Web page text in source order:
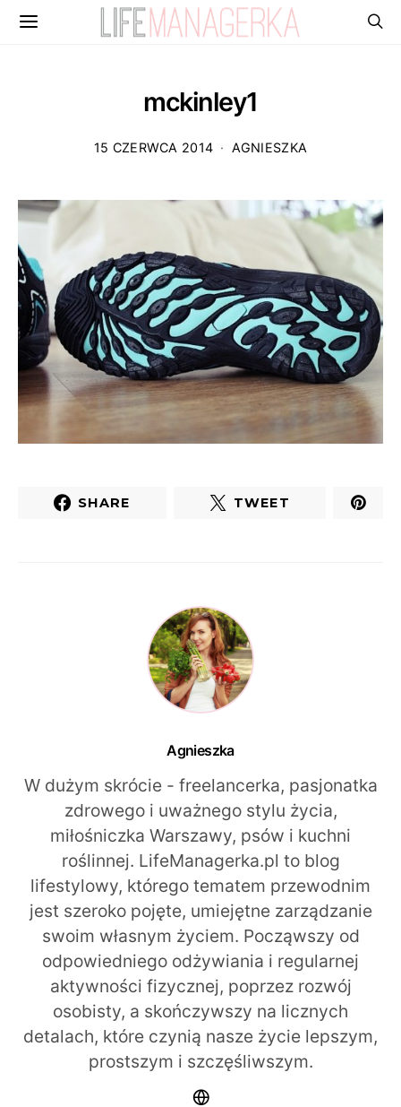
mckinley1
15 CZERWCA 2014 AGNIESZKA
SHARE TWEET
Agnieszka
W dużym skrócie - freelancerka, pasjonatka
zdrowego i uważnego stylu życia,
miłośniczka Warszawy, psów i kuchni
roślinnej. LifeManagerka.pl to blog
lifestylowy, którego tematem przewodnim
jest szeroko pojęte, umiejętne zarządzanie
swoim własnym życiem. Począwszy od
odpowiedniego odżywiania i regularnej
aktywności fizycznej, poprzez rozwój
osobisty, a skończywszy na licznych
detalach, które czynią nasze życie lepszym,
prostszym i szczęśliwszym.